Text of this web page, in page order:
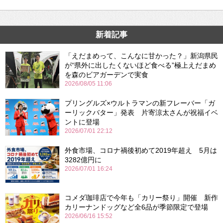
新着記事
「えだまめって、こんなに甘かった？」新潟県民
が“県外に出したくないほど食べる”極上えだまめ
を森のビアガーデンで実食
2026/08/05 11:06
プリングルズ×ウルトラマンの新フレーバー「ガ
ーリックバター」発表 片寄涼太さんが祝福イベ
ントに登場
2026/07/01 22:12
外食市場、コロナ禍後初めて2019年超え 5月は
3282億円に
2026/07/01 16:24
コメダ珈琲店で今年も「カリー祭り」開催 新作
カリーナンドッグなど全6品が季節限定で登場
2026/06/16 15:52